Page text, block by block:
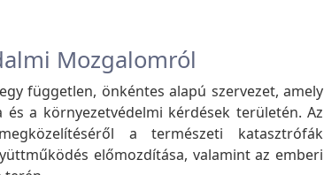
Mozgalomról
független, önkéntes alapú szervezet, amely
a környezetvédelmi kérdések területén. Az
a természeti katasztrófák
előmozdítása, valamint az emberi